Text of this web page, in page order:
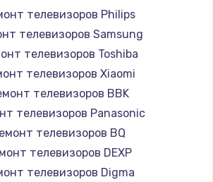
Bluetooth/Wi-Fi модуля
Заказать
Замена картридера
890 руб.
телевизоров Philips
телевизоров Samsung
телевизоров Toshiba
телевизоров Xiaomi
телевизоров BBK
телевизоров Panasonic
телевизоров BQ
телевизоров DEXP
телевизоров Digma